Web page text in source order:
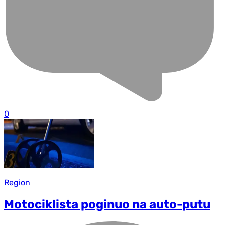
0
Region
Motociklista poginuo na auto-putu